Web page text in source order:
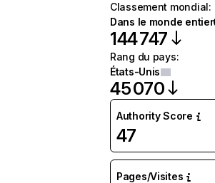
Classement mondial:
Dans le monde entier
144 747
Rang du pays:
États-Unis
45 070
Authority Score
47
Pages/Visites